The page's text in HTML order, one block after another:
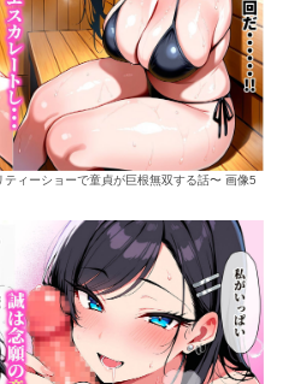
ィーショーで童貞が巨根無双する話〜 画像5